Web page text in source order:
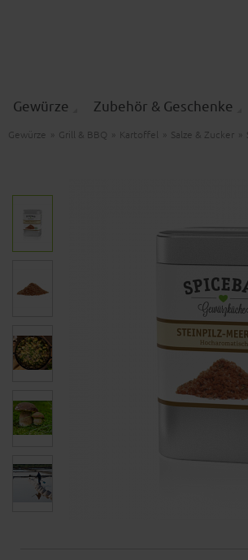
Gewürze Zubehör & Geschenke
Gewürze » Grill & BBQ » Kartoffel » Salze & Zucker »